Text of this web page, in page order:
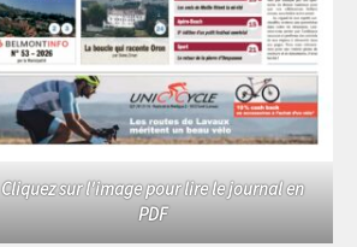
Cliquez sur l'image pour lire le journal en
PDF